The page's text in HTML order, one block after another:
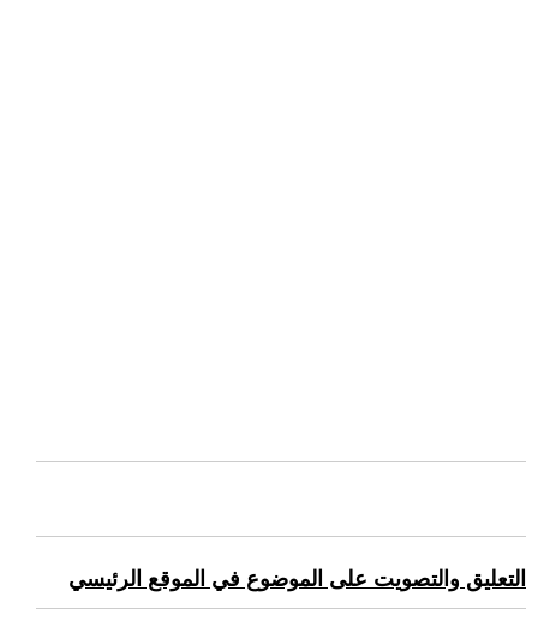
التعليق والتصويت على الموضوع في الموقع الرئيسي